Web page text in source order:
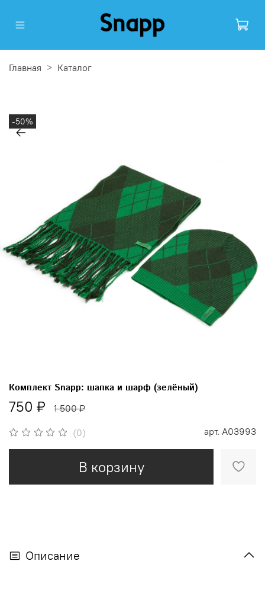
Главная Каталог
-50%
(0) арт. A03993
Комплект Snapp: шапка и шарф (зелёный)
750 ₽ 1 500 ₽
В корзину
Описание